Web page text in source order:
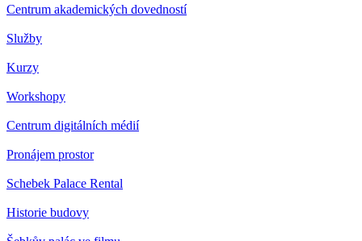
Centrum akademických dovedností
Služby
Kurzy
Workshopy
Centrum digitálních médií
Pronájem prostor
Schebek Palace Rental
Historie budovy